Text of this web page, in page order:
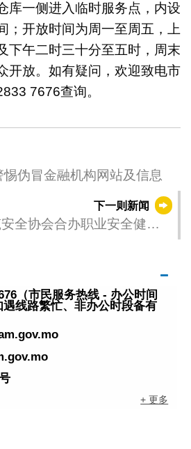
库一侧进入临时服务点，内设
；开放时间为周一至周五，上
下午二时三十分至五时，周末
开放。如有疑问，欢迎致电市
7676查询。
伪冒金融机构网站及信息
下一则新闻
全协会合办职业安全健康
（市民服务热线 - 办公时间
线路繁忙、非办公时段备有
+ 更多